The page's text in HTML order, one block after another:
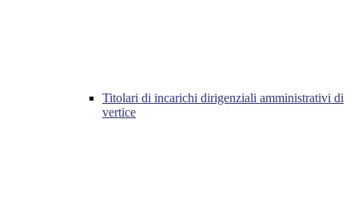
Titolari di incarichi dirigenziali amministrativi di
vertice